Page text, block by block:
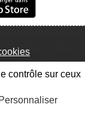
Connexion
contrôle sur ceux
Personnaliser